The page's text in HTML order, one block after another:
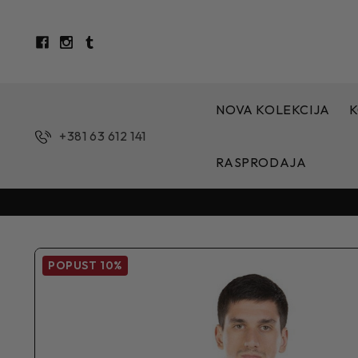
+381 63 612 141
NOVA KOLEKCIJA
RASPRODAJA
POPUST 10%